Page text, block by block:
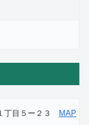
丁目５ー２３ MAP